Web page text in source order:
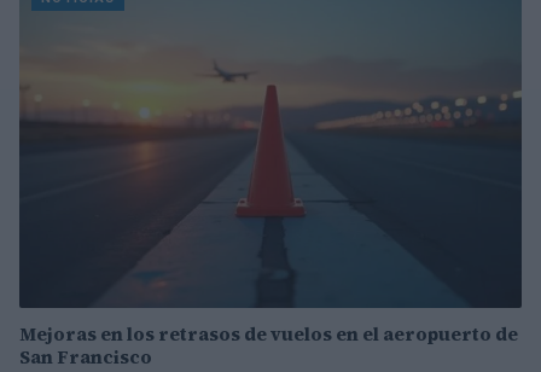
Mejoras en los retrasos de vuelos en el aeropuerto de
San Francisco